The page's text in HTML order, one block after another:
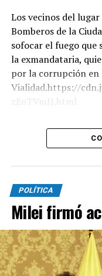
Los vecinos del
Bomberos de la
sofocar el fuego que
la exmandataria,
por la corrupción en
Vialidad.https://
zEoTVmIJ.html
Según trascendió,
derivados al
que "no fue
otras estructuras.
Además, Crescenti
incendió por
con una crisis
POLÍTICA
Milei firmó